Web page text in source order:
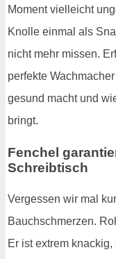
Moment vielleicht
Knolle einmal als
nicht mehr missen.
perfekte
gesund macht und
bringt.
Fenchel
Schreibtisch
Vergessen wir mal
Bauchschmerzen.
Er ist extrem